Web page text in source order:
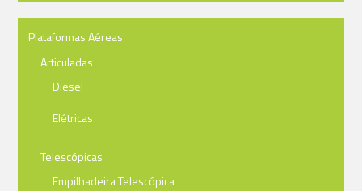
Plataformas Aéreas
Articuladas
Diesel
Elétricas
Telescópicas
Empilhadeira Telescópica